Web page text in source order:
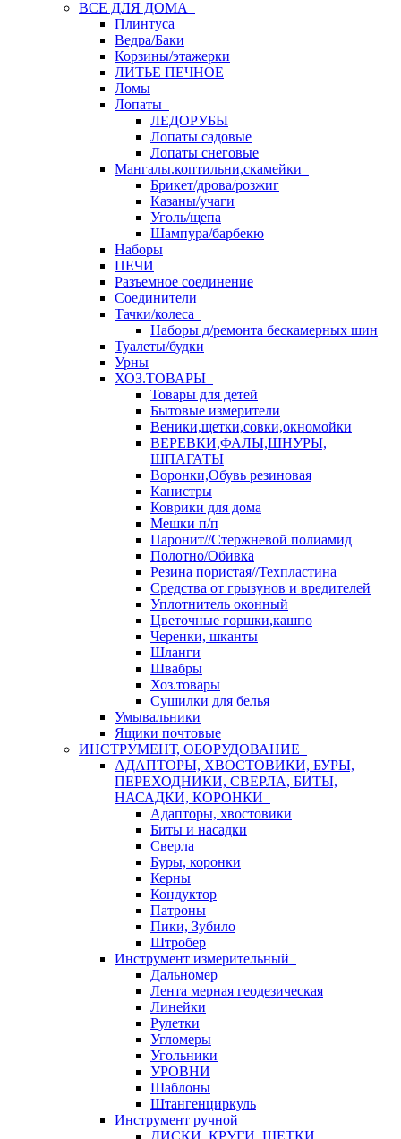
ВСЕ ДЛЯ ДОМА
Плинтуса
Ведра/Баки
Корзины/этажерки
ЛИТЬЕ ПЕЧНОЕ
Ломы
Лопаты
ЛЕДОРУБЫ
Лопаты садовые
Лопаты снеговые
Мангалы.коптильни,скамейки
Брикет/дрова/розжиг
Казаны/учаги
Уголь/щепа
Шампура/барбекю
Наборы
ПЕЧИ
Разъемное соединение
Соединители
Тачки/колеса
Наборы д/ремонта бескамерных шин
Туалеты/будки
Урны
ХОЗ.ТОВАРЫ
Товары для детей
Бытовые измерители
Веники,щетки,совки,окномойки
ВЕРЕВКИ,ФАЛЫ,ШНУРЫ,
ШПАГАТЫ
Воронки,Обувь резиновая
Канистры
Коврики для дома
Мешки п/п
Паронит//Стержневой полиамид
Полотно/Обивка
Резина пористая//Техпластина
Средства от грызунов и вредителей
Уплотнитель оконный
Цветочные горшки,кашпо
Черенки, шканты
Шланги
Швабры
Хоз.товары
Сушилки для белья
Умывальники
Ящики почтовые
ИНСТРУМЕНТ, ОБОРУДОВАНИЕ
АДАПТОРЫ, ХВОСТОВИКИ, БУРЫ,
ПЕРЕХОДНИКИ, СВЕРЛА, БИТЫ,
НАСАДКИ, КОРОНКИ
Адапторы, хвостовики
Биты и насадки
Сверла
Буры, коронки
Керны
Кондуктор
Патроны
Пики, Зубило
Штробер
Инструмент измерительный
Дальномер
Лента мерная геодезическая
Линейки
Рулетки
Угломеры
Угольники
УРОВНИ
Шаблоны
Штангенциркуль
Инструмент ручной
ДИСКИ, КРУГИ, ЩЕТКИ